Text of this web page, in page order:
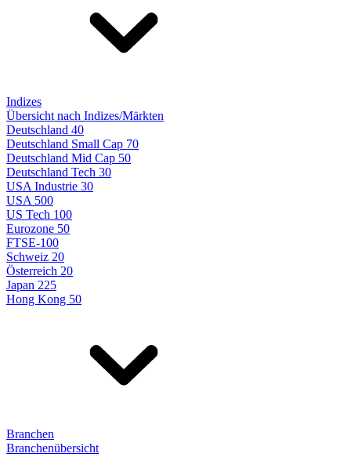
Indizes
Übersicht nach Indizes/Märkten
Deutschland 40
Deutschland Small Cap 70
Deutschland Mid Cap 50
Deutschland Tech 30
USA Industrie 30
USA 500
US Tech 100
Eurozone 50
FTSE-100
Schweiz 20
Österreich 20
Japan 225
Hong Kong 50
Branchen
Branchenübersicht